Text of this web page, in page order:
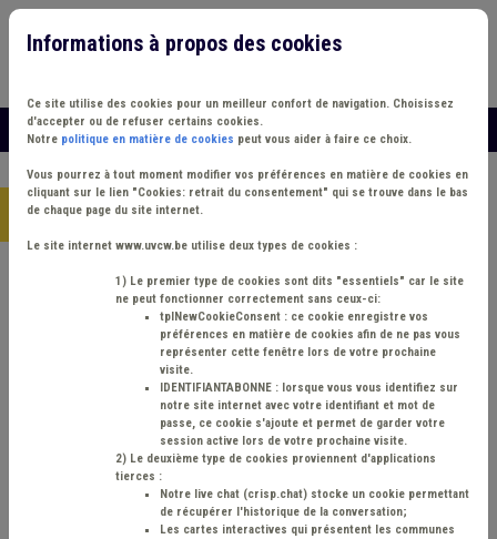
Accueil>Notre équipe>Nicolas Bonomi
Nicolas BONOMI
Informations à propos des cookies
Ce site utilise des cookies pour un meilleur confort de navigation. Choisissez
d'accepter ou de refuser certains cookies.
Notre politique en matière de cookies peut vous aider à faire ce choix.
Vous pourrez à tout moment modifier vos préférences en matière de cookies en
cliquant sur le lien "Cookies: retrait du consentement" qui se trouve dans le bas
de chaque page du site internet.
Le site internet www.uvcw.be utilise deux types de cookies :
1) Le premier type de cookies sont dits "essentiels" car le site
ne peut fonctionner correctement sans ceux-ci:
tplNewCookieConsent : ce cookie enregistre vos
préférences en matière de cookies afin de ne pas vous
représenter cette fenêtre lors de votre prochaine
visite.
IDENTIFIANTABONNE : lorsque vous vous identifiez sur
notre site internet avec votre identifiant et mot de
passe, ce cookie s'ajoute et permet de garder votre
session active lors de votre prochaine visite.
2) Le deuxième type de cookies proviennent d'applications
tierces :
Notre live chat (crisp.chat) stocke un cookie permettant
de récupérer l'historique de la conversation;
Les cartes interactives qui présentent les communes